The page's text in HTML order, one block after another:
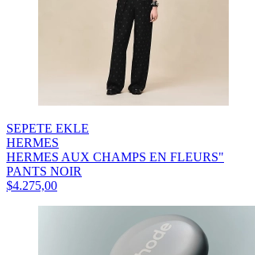
SEPETE EKLE
HERMES
HERMES AUX CHAMPS EN FLEURS"
PANTS NOIR
$4.275,00